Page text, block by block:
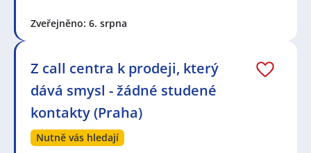
Zveřejněno: 6. srpna
Z call centra k prodeji, který
dává smysl - žádné studené
kontakty (Praha)
Nutně vás hledají